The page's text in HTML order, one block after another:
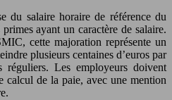
du salaire horaire de référence du
ayant un caractère de salaire.
cette majoration représente un
plusieurs centaines d’euros par
réguliers. Les employeurs doivent
calcul de la paie, avec une mention